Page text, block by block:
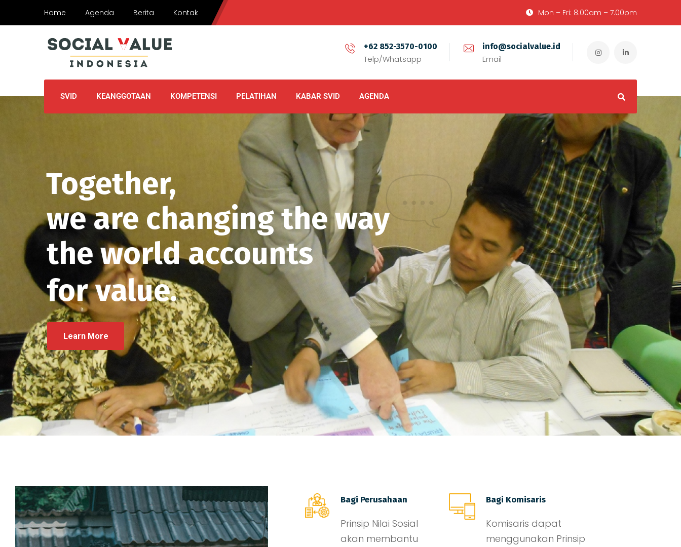
Home Agenda Berita Kontak Mon – Fri: 8.00am – 7.00pm
+62 852-3570-0100
Telp/Whatsapp
info@socialvalue.id
Email
SVID KEANGGOTAAN KOMPETENSI PELATIHAN KABAR SVID AGENDA
Together,
the world accounts
we are changing the way
for value.
Learn More
Bagi Perusahaan
Prinsip Nilai Sosial
akan membantu
Bagi Komisaris
Komisaris dapat
menggunakan Prinsip